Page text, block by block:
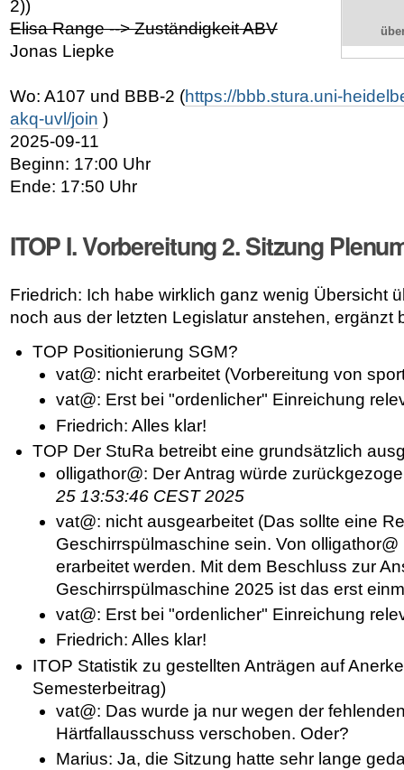
2))
Elisa Range --> Zuständigkeit ABV
Jonas Liepke
Wo: A107 und BBB-2 (https://bbb.stura.uni-
akq-uvl/join )
2025-09-11
Beginn: 17:00 Uhr
Ende: 17:50 Uhr
ITOP I. Vorbereitung 2. Sitzung
Friedrich: Ich habe wirklich ganz wenig Übersicht
noch aus der letzten Legislatur anstehen, ergänzt
TOP Positionierung SGM?
vat@: nicht erarbeitet (Vorbereitung von
vat@: Erst bei "ordenlicher" Einreichung
Friedrich: Alles klar!
TOP Der StuRa betreibt eine grundsätzlich
olligathor@: Der Antrag würde
25 13:53:46 CEST 2025
vat@: nicht ausgearbeitet (Das sollte eine
Geschirrspülmaschine sein. Von
erarbeitet werden. Mit dem Beschluss zur
Geschirrspülmaschine 2025 ist das erst
vat@: Erst bei "ordenlicher" Einreichung
Friedrich: Alles klar!
ITOP Statistik zu gestellten Anträgen auf
Semesterbeitrag)
vat@: Das wurde ja nur wegen der
Härtfallausschuss verschoben. Oder?
Marius: Ja, die Sitzung hatte sehr lange